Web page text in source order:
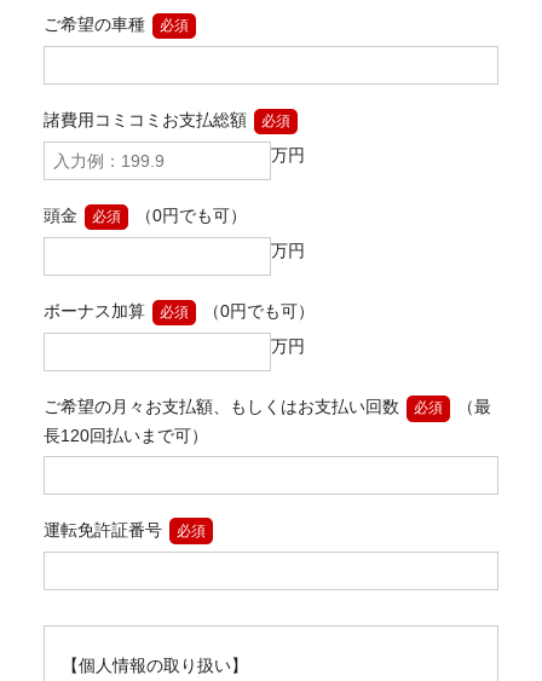
ご希望の車種 必須
諸費用コミコミお支払総額 必須
万円
頭金 必須
（0円でも可）
万円
ボーナス加算 必須
（0円でも可）
万円
ご希望の月々お支払額、もしくはお支払い回数 必須
（最
長120回払いまで可）
運転免許証番号 必須
【個人情報の取り扱い】